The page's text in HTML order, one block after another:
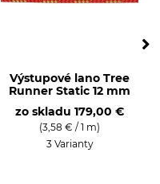
Výstupové lano Tree
Runner Static 12 mm
zo skladu 179,00 €
(3,58 € / 1 m)
3 Varianty